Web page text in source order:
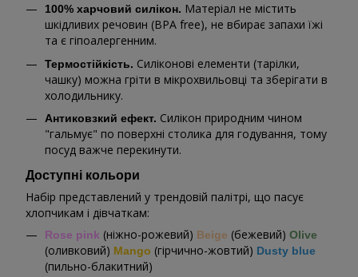
100% харчовий силікон. Матеріал не містить
шкідливих речовин (BPA free), не вбирає запахи їжі
та є гіпоалергенним.
Термостійкість. Силіконові елементи (тарілки,
чашку) можна гріти в мікрохвильовці та зберігати в
холодильнику.
Антиковзкий ефект. Силікон природним чином
"гальмує" по поверхні столика для годування, тому
посуд важче перекинути.
Доступні кольори
Набір представлений у трендовій палітрі, що пасує
хлопчикам і дівчаткам:
Rose pink (ніжно-рожевий) Beige (бежевий) Olive
(оливковий) Mango (гірчично-жовтий) Dusty blue
(пильно-блакитний)